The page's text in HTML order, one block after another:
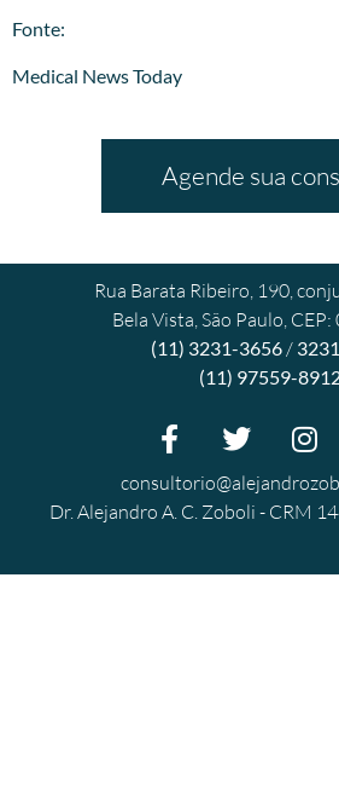
​Fonte:
Medical News Today
Agende sua
Rua Barata Ribeiro, 190,
Bela Vista, São Paulo,
(11) 3231-3656/
(11) 97559-
Dr. Alejandro A. C. Zoboli - CRM